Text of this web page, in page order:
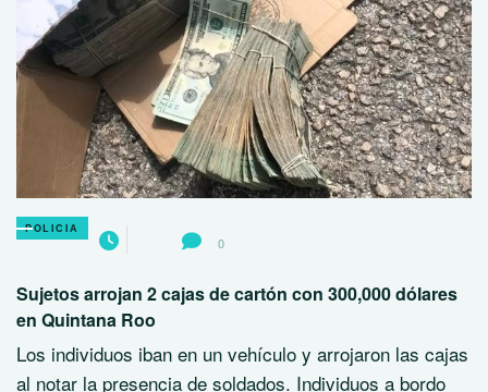
POLICIA
0
Sujetos arrojan 2 cajas de cartón con 300,000 dólares
en Quintana Roo
Los individuos iban en un vehículo y arrojaron las cajas
al notar la presencia de soldados. Individuos a bordo